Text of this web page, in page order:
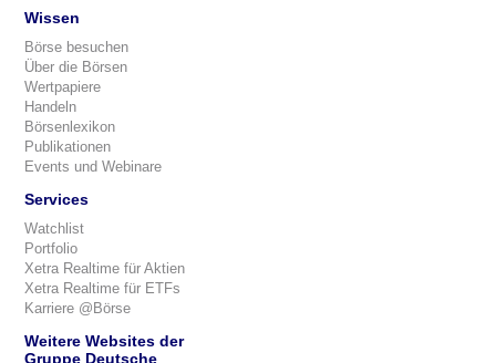
Wissen
Börse besuchen
Über die Börsen
Wertpapiere
Handeln
Börsenlexikon
Publikationen
Events und Webinare
Services
Watchlist
Portfolio
Xetra Realtime für Aktien
Xetra Realtime für ETFs
Karriere @Börse
Weitere Websites der
Gruppe Deutsche